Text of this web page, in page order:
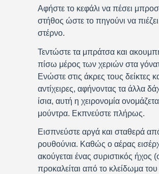
Αφήστε το κεφάλι να πέσει
στήθος ώστε το πηγούνι να
στέρνο.
Τεντώστε τα μπράτσα και
πίσω μέρος των χεριών στα
Ενώστε στις άκρες τους δείκτες
αντίχειρες, αφήνοντας τα άλλα
ίσια, αυτή η χειρονομία
μούντρα. Εκπνεύστε πλήρως.
Εισπνεύστε αργά και σταθερά
ρουθούνια. Καθώς ο αέρας
ακούγεται ένας συριστικός ήχος
προκαλείται από το κλείδωμα του